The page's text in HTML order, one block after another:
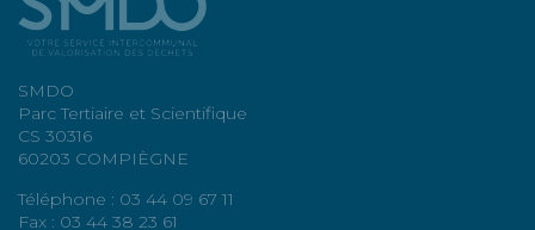
SMDO
Parc Tertiaire et Scientifique
CS 30316
60203 COMPIÈGNE
Téléphone : 03 44 09 67 11
Fax : 03 44 38 23 61